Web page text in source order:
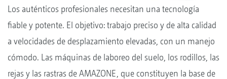
Los auténticos profesionales necesitan una tecnología
fiable y potente. El objetivo: trabajo preciso y de alta calidad
a velocidades de desplazamiento elevadas, con un manejo
cómodo. Las máquinas de laboreo del suelo, los rodillos, las
rejas y las rastras de AMAZONE, que constituyen la base de